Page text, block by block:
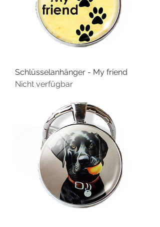
Schlüsselanhänger - My friend
Nicht verfügbar